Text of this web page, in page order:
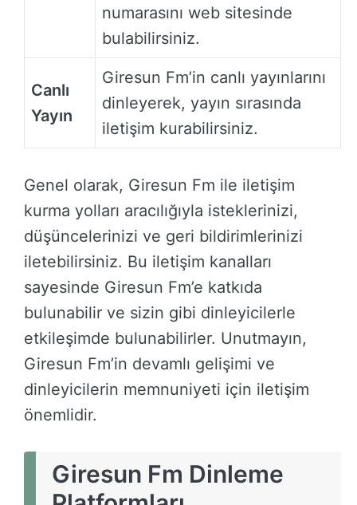
numarasını web sitesinde
bulabilirsiniz.
Canlı
Yayın
Giresun Fm’in canlı yayınlarını
dinleyerek, yayın sırasında
iletişim kurabilirsiniz.
Genel olarak, Giresun Fm ile iletişim
kurma yolları aracılığıyla isteklerinizi,
düşüncelerinizi ve geri bildirimlerinizi
iletebilirsiniz. Bu iletişim kanalları
sayesinde Giresun Fm’e katkıda
bulunabilir ve sizin gibi dinleyicilerle
etkileşimde bulunabilirler. Unutmayın,
Giresun Fm’in devamlı gelişimi ve
dinleyicilerin memnuniyeti için iletişim
önemlidir.
Giresun Fm Dinleme